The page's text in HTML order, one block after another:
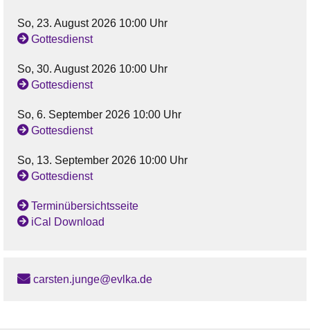
So, 23. August 2026 10:00 Uhr
Gottesdienst
So, 30. August 2026 10:00 Uhr
Gottesdienst
So, 6. September 2026 10:00 Uhr
Gottesdienst
So, 13. September 2026 10:00 Uhr
Gottesdienst
Terminübersichtsseite
iCal Download
carsten.junge@evlka.de